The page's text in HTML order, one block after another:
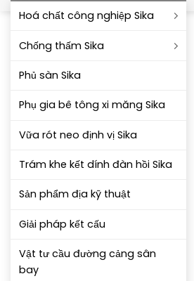
Hoá chất công nghiệp Sika
Chống thấm Sika
Phủ sàn Sika
Phụ gia bê tông xi măng Sika
Vữa rót neo định vị Sika
Trám khe kết dính đàn hồi Sika
Sản phẩm địa kỹ thuật
Giải pháp kết cấu
Vật tư cầu đường cảng sân
bay